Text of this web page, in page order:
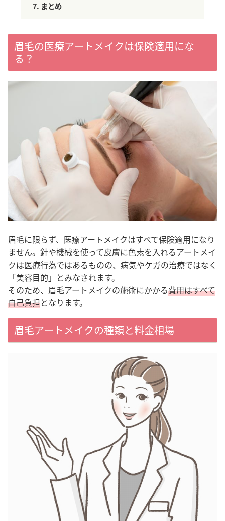
まとめ
眉毛の医療アートメイクは保険適用にな
る？
眉毛に限らず、医療アートメイクはすべて保険適用になり
ません。針や機械を使って皮膚に色素を入れるアートメイ
クは医療行為ではあるものの、病気やケガの治療ではなく
「美容目的」とみなされます。
そのため、眉毛アートメイクの施術にかかる費用はすべて
自己負担となります。
眉毛アートメイクの種類と料金相場